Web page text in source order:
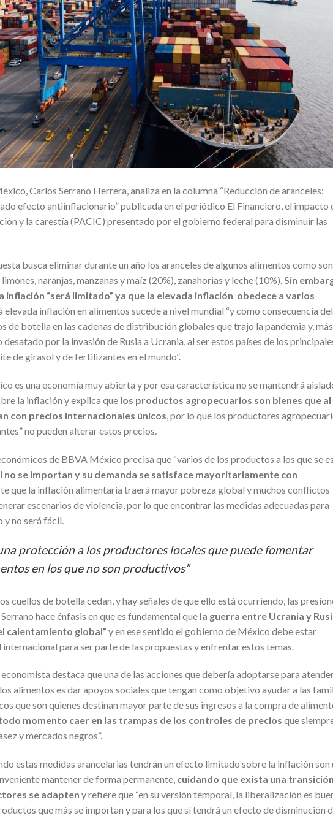
Carlos Serrano Herrera, analiza en la columna “Reducción de aranceles:
efecto antiinflacionario” publicada en el periódico El Financiero, el impacto
y la carestía (PACIC) presentado por el gobierno federal para disminuir las
busca eliminar durante un año los aranceles de algunos alimentos como
naranjas, manzanas y maíz (20%), zanahorias y leche (10%).Sin
inflación “será limitado” ya que la elevada inflación obedece a varios
elevada inflación en alimentos sucede a nivel mundial “y como consecuencia del
de botella en las cadenas de distribución globales que trajo la pandemia y, más
por la invasión de Rusia a Ucrania, al ser estos países de los
de girasol y de fertilizantes en el mundo”.
es una economía muy abierta y por esa característica no se mantendrá
la inflación y explica que los productos agropecuarios son bienes que al
con precios internacionales únicos, por lo que los productores
no pueden alterar estos precios.
de BBVA México precisa que “varios de los productos a los que se
no se importan y su demanda se satisface mayoritariamente con
que la inflación alimentaria traerá mayor pobreza global y muchos conflictos
escenarios de violencia, por lo que encontrar las medidas adecuadas para
no será fácil.
protección a los productores locales que puede fomentar
en los que no son productivos”
cuellos de botella cedan, y hay señales de que ello está ocurriendo, las
hace énfasis en que es fundamental que la guerra entre Ucrania y
calentamiento global” y en ese sentido el gobierno de México debe estar
para ser parte de las propuestas y enfrentar estos temas.
destaca que una de las acciones que debería adoptarse para
alimentos es dar apoyos sociales que tengan como objetivo ayudar a las
que son quienes destinan mayor parte de sus ingresos a la compra de
momento caer en las trampas de los controles de precios que
y mercados negros”.
estas medidas arancelarias tendrán un efecto limitado sobre la inflación son
mantener de forma permanente, cuidando que exista una transición
se adapten y refiere que “en su versión temporal, la liberalización es
que más se importan y para los que sí tendrá un efecto de disminución